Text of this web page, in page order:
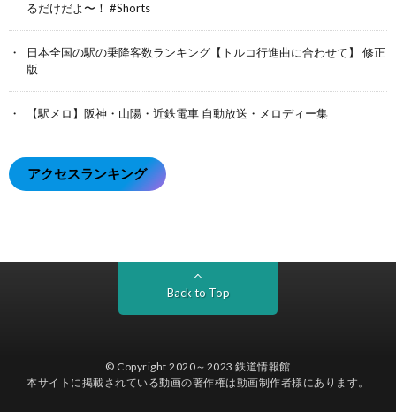
るだけだよ〜！ #Shorts
日本全国の駅の乗降客数ランキング【トルコ行進曲に合わせて】 修正
版
【駅メロ】阪神・山陽・近鉄電車 自動放送・メロディー集
アクセスランキング
Back to Top
© Copyright 2020～2023鉄道情報館
本サイトに掲載されている動画の著作権は動画制作者様にあります。